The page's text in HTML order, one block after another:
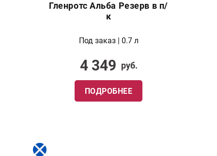
Гленротс Альба Резерв в п/
к
Под заказ | 0.7 л
4 349 руб.
ПОДРОБНЕЕ